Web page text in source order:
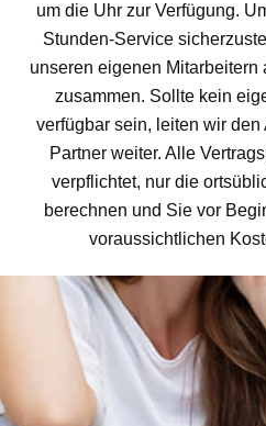
um die Uhr zur Verfügung.
Stunden-Service
unseren eigenen Mitarbeitern
zusammen. Sollte kein
verfügbar sein, leiten wir
Partner weiter. Alle
verpflichtet, nur die
berechnen und Sie vor
voraussichtlichen